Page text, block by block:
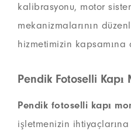
kalibrasyonu, motor
mekanizmalarının
hizmetimizin kapsamına
Pendik Fotoselli Kapı
Pendik fotoselli kapı
işletmenizin